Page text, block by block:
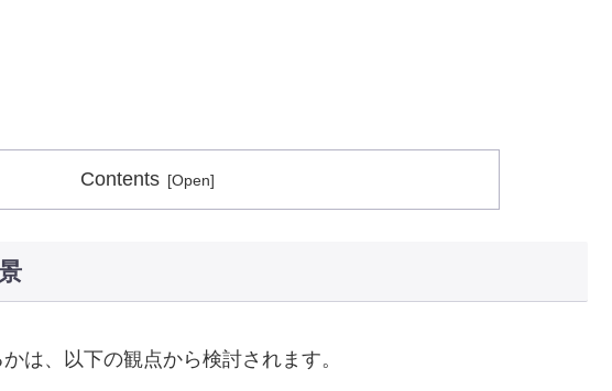
Contents
は、以下の観点から検討されます。